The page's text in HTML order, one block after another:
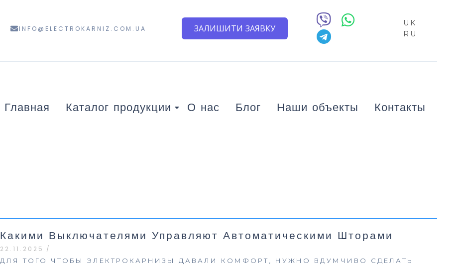
INFO@ELECTROKARNIZ.COM.UA ЗАЛИШИТИ ЗАЯВКУ
UK
RU
Главная Каталог продукции О нас Блог Наши объекты Контакты
Какими Выключателями Управляют Автоматическими Шторами
22.11.2025 /
ДЛЯ ТОГО ЧТОБЫ ЭЛЕКТРОКАРНИЗЫ ДАВАЛИ КОМФОРТ, НУЖНО ВДУМЧИВО СДЕЛАТЬ